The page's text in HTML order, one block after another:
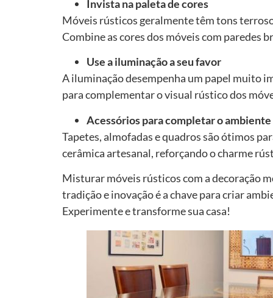
Invista na paleta de cores
Móveis rústicos geralmente têm tons
Combine as cores dos móveis com paredes
Use a iluminação a seu favor
A iluminação desempenha um papel muito
para complementar o visual rústico dos
Acessórios para completar o ambiente
Tapetes, almofadas e quadros são ótimos
cerâmica artesanal, reforçando o charme
Misturar móveis rústicos com a decoração
tradição e inovação é a chave para criar
Experimente e transforme sua casa!